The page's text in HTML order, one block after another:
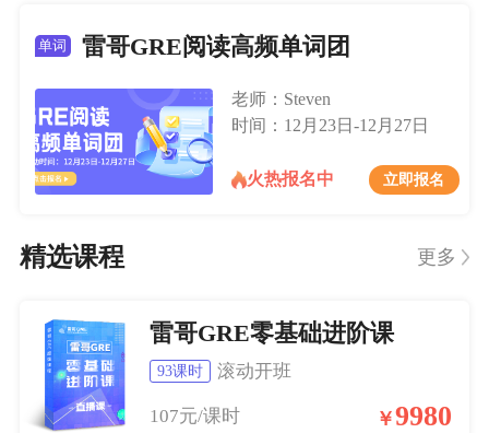
单词 雷哥GRE阅读高频单词团
老师：Steven
时间：12月23日-12月27日
火热报名中 立即报名
精选课程 更多
雷哥GRE零基础进阶课
93课时 滚动开班
107元/课时 ￥9980